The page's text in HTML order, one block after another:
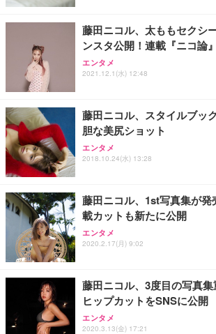
務用 おしゃれ パソコンチェア (
ANDWINT オフィスチェア デス
ッシュ 通気性 ランバーサポート
ス圧無段階昇降 360度回転 キャ
【MiniLED/24.5inch/280Hz/FHD
HOOTER Gaming Monitor 24”
グモニター QD 24.5インチ 1ms
アイリスオーヤマ ペットシーツ
ュラー 200枚入【Amazon.co.jp
藤田ニコル、太ももセクシ
ンスタ公開！連載『ニコ論
エンタメ
2021.12.1(水) 12:48
藤田ニコル、スタイルブッ
胆な美尻ショット
エンタメ
2018.10.24(水) 13:28
藤田ニコル、1st写真集が
載カットも新たに公開
エンタメ
2020.2.17(月) 9:02
藤田ニコル、3度目の写真
ヒップカットをSNSに公開
エンタメ
2020.3.13(金) 17:21